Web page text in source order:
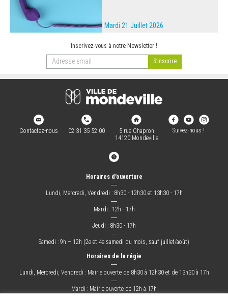
Mardi 21 Juillet 2026
Inscrivez-vous à notre Newsletter !
Contactez-nous 02 31 35 52 00
5 rue Chapron
14120 Mondeville
Suivez-nous !
Horaires d'ouverture
―
Lundi, Mercredi, Vendredi : 8h30 - 12h30 et 13h30 - 17h
―
Mardi : 12h - 17h
―
Jeudi : 8h30 - 17h
―
Samedi : 9h – 12h (2e et 4e samedi du mois, sauf juillet/août)
Horaires de la régie
―
Lundi, Mercredi, Vendredi : Mairie ouverte de 8h30 à 12h30 et de 13h30 à 17h
―
Mardi : Mairie ouverte de 12h à 17h